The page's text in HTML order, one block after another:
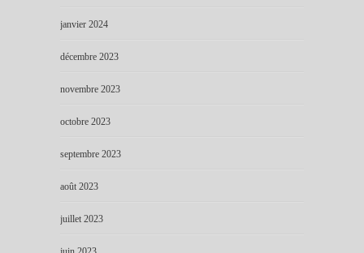
janvier 2024
décembre 2023
novembre 2023
octobre 2023
septembre 2023
août 2023
juillet 2023